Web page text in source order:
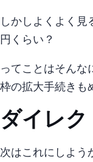
しかしよくよく見る
円くらい？
ってことはそんな
枠の拡大手続きも
ダイレ
次はこれにしよう